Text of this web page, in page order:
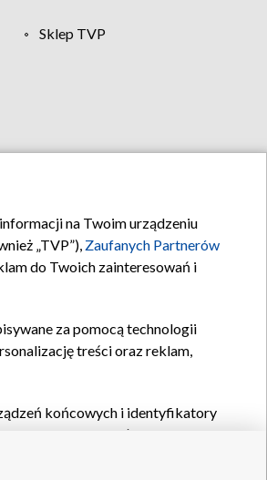
Sklep TVP
na Twoim urządzeniu
„TVP”), Zaufanych Partnerów
do Twoich zainteresowań i
za pomocą technologii
treści oraz reklam,
końcowych i identyfikatory
oraz pozostałych
wyboru spersonalizowanych